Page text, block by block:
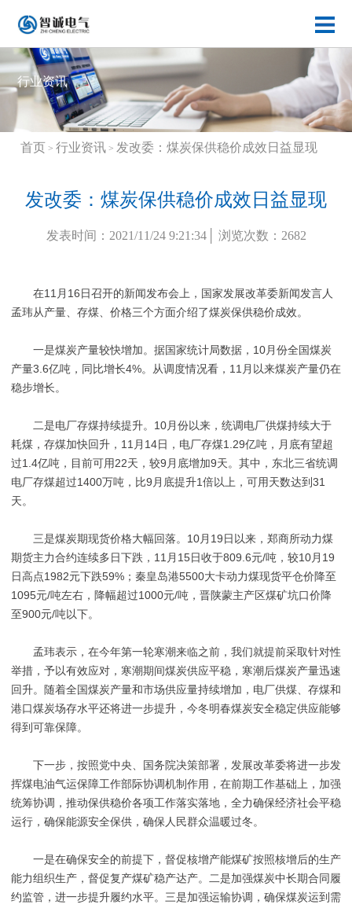
行业资讯
首页 >行业资讯 >发改委：煤炭保供稳价成效日益显现
发改委：煤炭保供稳价成效日益显现
发表时间：2021/11/24 9:21:34│ 浏览次数：2682
在11月16日召开的新闻发布会上，国家发展改革委新闻发言人
孟玮从产量、存煤、价格三个方面介绍了煤炭保供稳价成效。
一是煤炭产量较快增加。据国家统计局数据，10月份全国煤炭
产量3.6亿吨，同比增长4%。从调度情况看，11月以来煤炭产量仍在
稳步增长。
二是电厂存煤持续提升。10月份以来，统调电厂供煤持续大于
耗煤，存煤加快回升，11月14日，电厂存煤1.29亿吨，月底有望超
过1.4亿吨，目前可用22天，较9月底增加9天。其中，东北三省统调
电厂存煤超过1400万吨，比9月底提升1倍以上，可用天数达到31
天。
三是煤炭期现货价格大幅回落。10月19日以来，郑商所动力煤
期货主力合约连续多日下跌，11月15日收于809.6元/吨，较10月19
日高点1982元下跌59%；秦皇岛港5500大卡动力煤现货平仓价降至
1095元/吨左右，降幅超过1000元/吨，晋陕蒙主产区煤矿坑口价降
至900元/吨以下。
孟玮表示，在今年第一轮寒潮来临之前，我们就提前采取针对性
举措，予以有效应对，寒潮期间煤炭供应平稳，寒潮后煤炭产量迅速
回升。随着全国煤炭产量和市场供应量持续增加，电厂供煤、存煤和
港口煤炭场存水平还将进一步提升，今冬明春煤炭安全稳定供应能够
得到可靠保障。
下一步，按照党中央、国务院决策部署，发展改革委将进一步发
挥煤电油气运保障工作部际协调机制作用，在前期工作基础上，加强
统筹协调，推动保供稳价各项工作落实落地，全力确保经济社会平稳
运行，确保能源安全保供，确保人民群众温暖过冬。
一是在确保安全的前提下，督促核增产能煤矿按照核增后的生产
能力组织生产，督促复产煤矿稳产达产。二是加强煤炭中长期合同履
约监管，进一步提升履约水平。三是加强运输协调，确保煤炭运到需